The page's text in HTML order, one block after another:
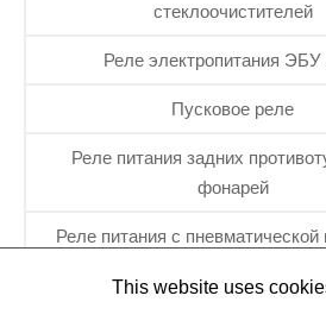
стеклоочистителей
Реле электропитания
Пусковое реле
Реле питания задних
фонарей
Реле питания с пневматической
Реле питания ЭБУ автомобиля и
This website uses